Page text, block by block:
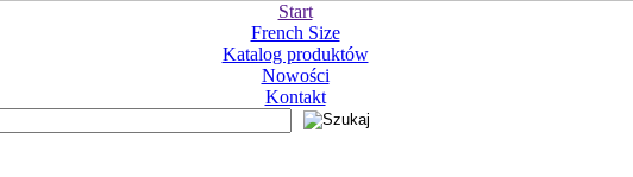
Start
French Size
Katalog produktów
Nowości
Kontakt